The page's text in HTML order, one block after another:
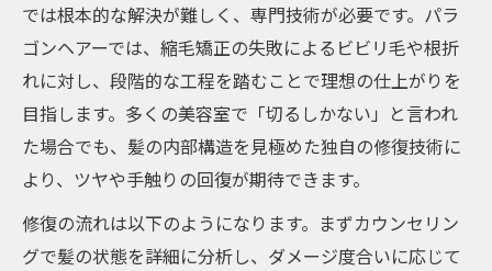
では根本的な解決が難しく、専門技術が必要です。パラ
ゴンヘアーでは、縮毛矯正の失敗によるビビリ毛や根折
れに対し、段階的な工程を踏むことで理想の仕上がりを
目指します。多くの美容室で「切るしかない」と言われ
た場合でも、髪の内部構造を見極めた独自の修復技術に
より、ツヤや手触りの回復が期待できます。
修復の流れは以下のようになります。まずカウンセリン
グで髪の状態を詳細に分析し、ダメージ度合いに応じて